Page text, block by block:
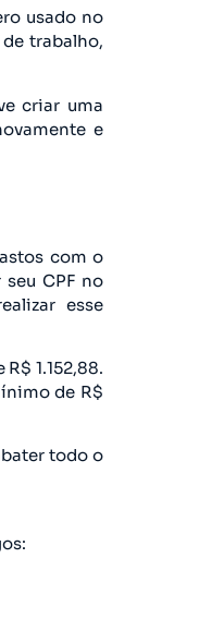
usado no
trabalho,
criar uma
e
com o
CPF no
esse
1.152,88.
de R$
todo o